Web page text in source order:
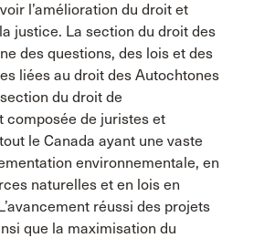
l’amélioration du droit et
justice. La section du droit des
des questions, des lois et des
liées au droit des Autochtones
du droit de
composée de juristes et
le Canada ayant une vaste
environnementale, en
naturelles et en lois en
réussi des projets
que la maximisation du